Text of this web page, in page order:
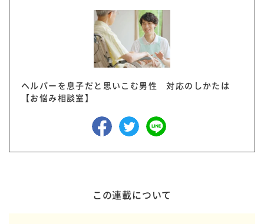
ヘルパーを息子だと思いこむ男性 対応のしかたは
【お悩み相談室】
この連載について